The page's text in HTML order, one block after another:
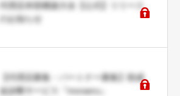
代理店本部構築大全【公式】リリース
のお知らせ
【代理店募集・パートナー募集】助成
金診断サービス『moraeru』